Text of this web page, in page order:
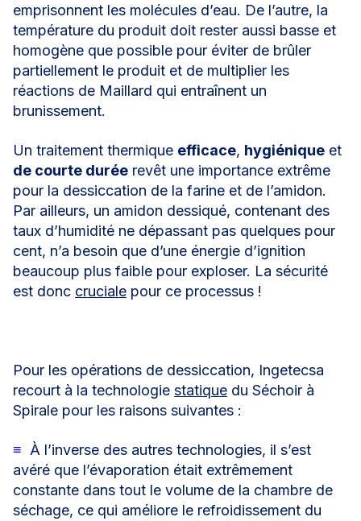
emprisonnent les molécules d’eau. De l’autre, la
température du produit doit rester aussi basse et
homogène que possible pour éviter de brûler
partiellement le produit et de multiplier les
réactions de Maillard qui entraînent un
brunissement.
Un traitement thermique efficace, hygiénique et
de courte durée revêt une importance extrême
pour la dessiccation de la farine et de l’amidon.
Par ailleurs, un amidon dessiqué, contenant des
taux d’humidité ne dépassant pas quelques pour
cent, n’a besoin que d’une énergie d’ignition
beaucoup plus faible pour exploser. La sécurité
est donc cruciale pour ce processus !
Pour les opérations de dessiccation, Ingetecsa
recourt à la technologie statique du Séchoir à
Spirale pour les raisons suivantes :
≡ À l’inverse des autres technologies, il s’est
avéré que l’évaporation était extrêmement
constante dans tout le volume de la chambre de
séchage, ce qui améliore le refroidissement du